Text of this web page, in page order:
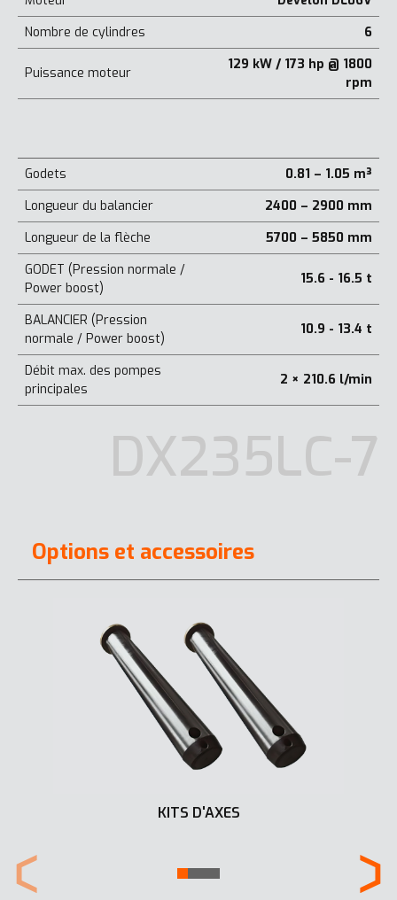
Nombre de cylindres
6
Puissance moteur
129 kW / 173 hp @ 1800
rpm
Godets
0.81 – 1.05 m³
Longueur du balancier
2400 – 2900 mm
Longueur de la flèche
5700 – 5850 mm
GODET (Pression normale /
Power boost)
15.6 - 16.5 t
BALANCIER (Pression
normale / Power boost)
10.9 - 13.4 t
Débit max. des pompes
principales
2 × 210.6 l/min
DX235LC-7
Options et accessoires
KITS D'AXES